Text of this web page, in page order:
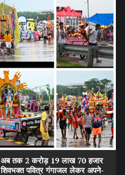
अब तक 2 करोड़ 19 लाख 70 हजार
शिवभक्त पवित्र गंगाजल लेकर अपने-